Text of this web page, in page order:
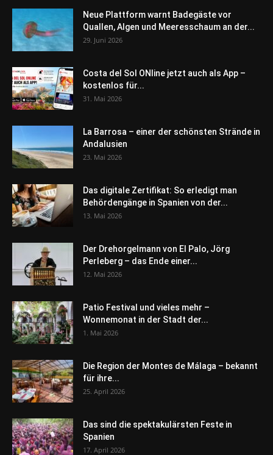
Neue Plattform warnt Badegäste vor
Quallen, Algen und Meeresschaum an der...
29. Juni 2026
Costa del Sol ONline jetzt auch als App –
kostenlos für...
31. Mai 2026
La Barrosa – einer der schönsten Strände in
Andalusien
23. Mai 2026
Das digitale Zertifikat: So erledigt man
Behördengänge in Spanien von der...
13. Mai 2026
Der Drehorgelmann von El Palo, Jörg
Perleberg – das Ende einer...
12. Mai 2026
Patio Festival und vieles mehr –
Wonnemonat in der Stadt der...
1. Mai 2026
Die Region der Montes de Málaga – bekannt
für ihre...
25. April 2026
Das sind die spektakulärsten Feste in
Spanien
17. April 2026